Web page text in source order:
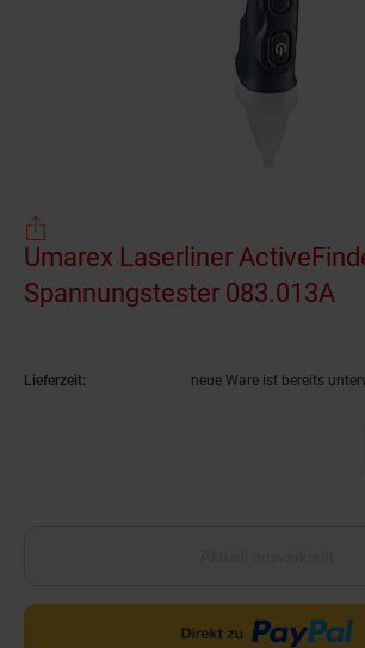
Umarex Laserliner
Spannungstester 083.013A
Lieferzeit: neue Ware ist bereits